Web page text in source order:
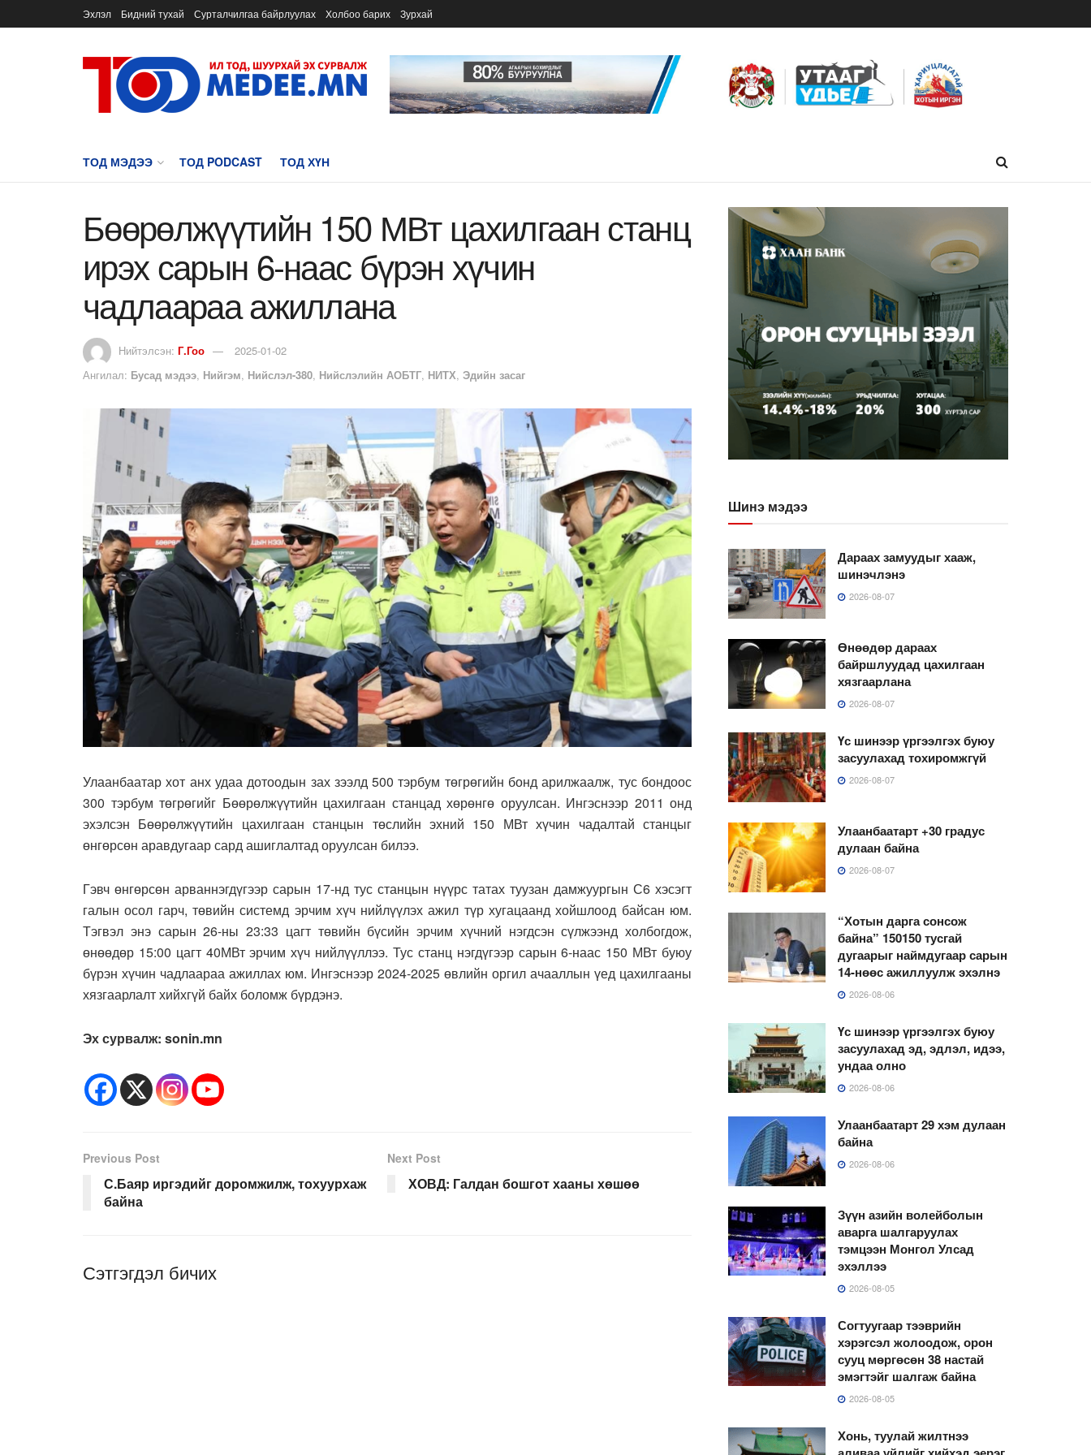
Эхлэл Бидний тухай Сурталчилгаа байрлуулах Холбоо барих Зурхай
ТОД МЭДЭЭ ТОД PODCAST ТОД ХҮН
Бөөрөлжүүтийн 150 МВт цахилгаан станц
ирэх сарын 6-наас бүрэн хүчин
чадлаараа ажиллана
Нийтэлсэн: Г.Гоо
2025-01-02
Ангилал: Бусад мэдээ, Нийгэм, Нийслэл-380, Нийслэлийн АОБТГ, НИТХ, Эдийн засаг
Улаанбаатар хот анх удаа дотоодын зах зээлд 500 тэрбум төгрөгийн бонд арилжаалж, тус бондоос
300 тэрбум төгрөгийг Бөөрөлжүүтийн цахилгаан станцад хөрөнгө оруулсан. Ингэснээр 2011 онд
эхэлсэн Бөөрөлжүүтийн цахилгаан станцын төслийн эхний 150 МВт хүчин чадалтай станцыг
өнгөрсөн аравдугаар сард ашиглалтад оруулсан билээ.
Гэвч өнгөрсөн арваннэгдүгээр сарын 17-нд тус станцын нүүрс татах туузан дамжуургын С6 хэсэгт
галын осол гарч, төвийн системд эрчим хүч нийлүүлэх ажил түр хугацаанд хойшлоод байсан юм.
Тэгвэл энэ сарын 26-ны 23:33 цагт төвийн бүсийн эрчим хүчний нэгдсэн сүлжээнд холбогдож,
өнөөдөр 15:00 цагт 40МВт эрчим хүч нийлүүллээ. Тус станц нэгдүгээр сарын 6-наас 150 МВт буюу
бүрэн хүчин чадлаараа ажиллах юм. Ингэснээр 2024-2025 өвлийн оргил ачааллын үед цахилгааны
хязгаарлалт хийхгүй байх боломж бүрдэнэ.
Эх сурвалж: sonin.mn
Previous Post
С.Баяр иргэдийг доромжилж, тохуурхаж
байна
Next Post
ХОВД: Галдан бошгот хааны хөшөө
Сэтгэгдэл бичих
Шинэ мэдээ
Дараах замуудыг хааж,
шинэчлэнэ
2026-08-07
Өнөөдөр дараах
байршлуудад цахилгаан
хязгаарлана
2026-08-07
Үс шинээр үргээлгэх буюу
засуулахад тохиромжгүй
2026-08-07
Улаанбаатарт +30 градус
дулаан байна
2026-08-07
“Хотын дарга сонсож
байна” 150150 тусгай
дугаарыг наймдугаар сарын
14-нөөс ажиллуулж эхэлнэ
2026-08-06
Үс шинээр үргээлгэх буюу
засуулахад эд, эдлэл, идээ,
ундаа олно
2026-08-06
Улаанбаатарт 29 хэм дулаан
байна
2026-08-06
Зүүн азийн волейболын
аварга шалгаруулах
тэмцээн Монгол Улсад
эхэллээ
2026-08-05
Согтуугаар тээврийн
хэрэгсэл жолоодож, орон
сууц мөргөсөн 38 настай
эмэгтэйг шалгаж байна
2026-08-05
Хонь, туулай жилтнээ